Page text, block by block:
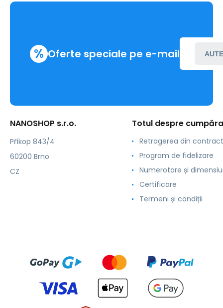
% Oferte speciale pe e-mail
NANOSHOP s.r.o.
Příkop 843/4
60200 Brno
CZ
Totul despre
Retragerea din contract
Program de fidelizare
Numerotare și
Certificare
Termeni și condiții